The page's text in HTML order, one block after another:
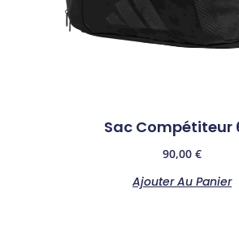
Sac Compétiteur
90,00 €
Ajouter Au Panier